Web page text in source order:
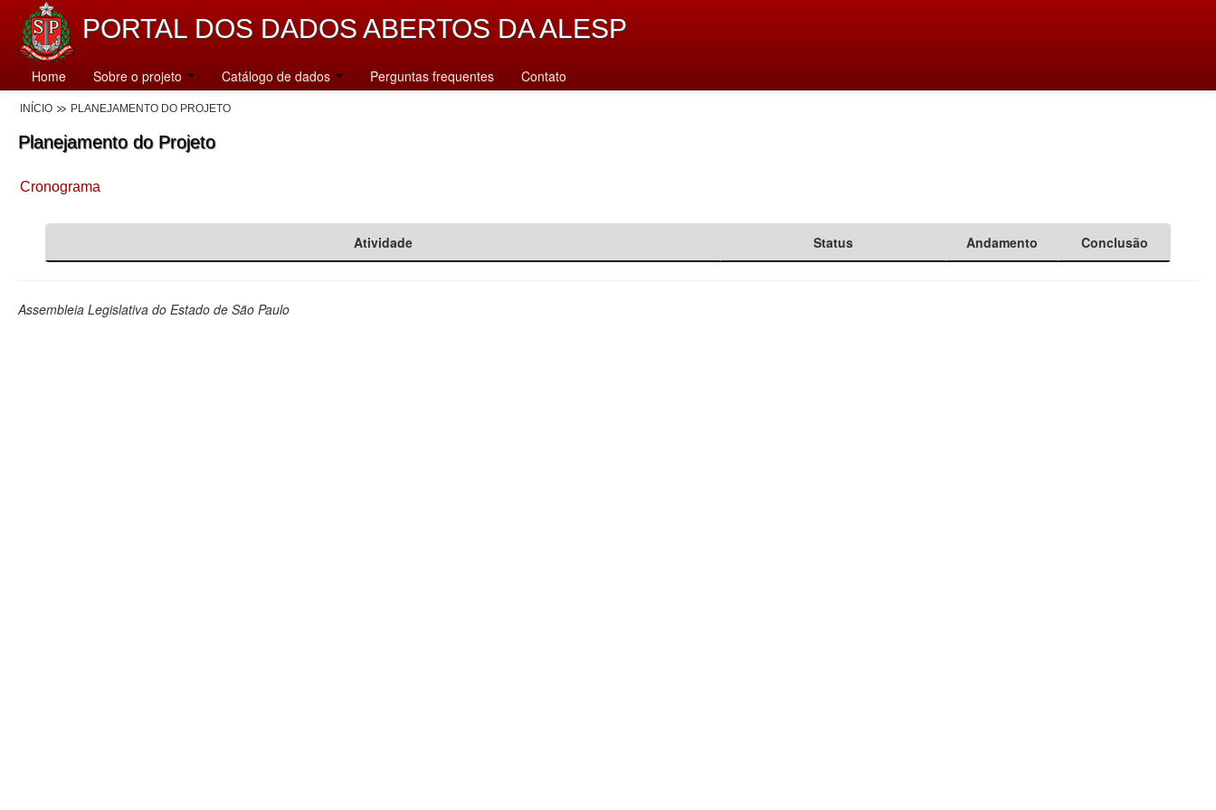
PORTAL DOS DADOS ABERTOS DA ALESP
Home Sobre o projeto Catálogo de dados Perguntas frequentes Contato
INÍCIO PLANEJAMENTO DO PROJETO
Planejamento do Projeto
Cronograma
Atividade Status Andamento Conclusão
Assembleia Legislativa do Estado de São Paulo